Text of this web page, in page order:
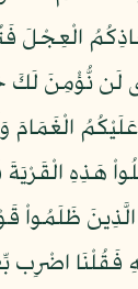
الْعِجْلَ
تَشْكُرُونَ (56)
(57) وَإِذْ
الْمُحْسِنِينَ
لِقَوْمِهِ